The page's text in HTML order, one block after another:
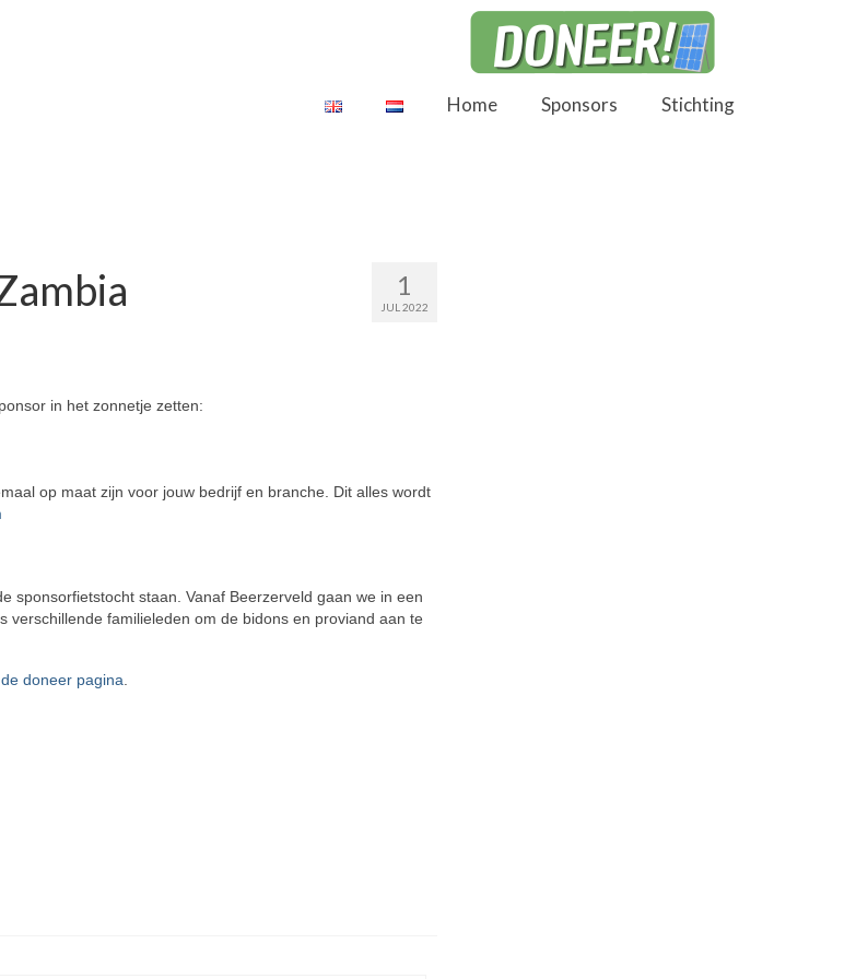
Home Sponsors Stichting
1
JUL 2022
in het zonnetje zetten:
op maat zijn voor jouw bedrijf en branche. Dit alles wordt
sponsorfietstocht staan. Vanaf Beerzerveld gaan we in een
familieleden om de bidons en proviand aan te
doneer pagina.